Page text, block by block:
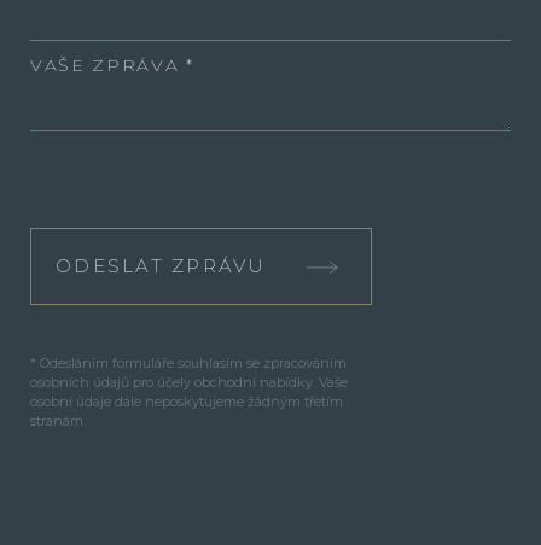
VAŠE ZPRÁVA
ODESLAT ZPRÁVU
* Odesláním formuláře souhlasím se zpracováním
osobních údajů pro účely obchodní nabídky. Vaše
osobní údaje dále neposkytujeme žádným třetím
stranám.